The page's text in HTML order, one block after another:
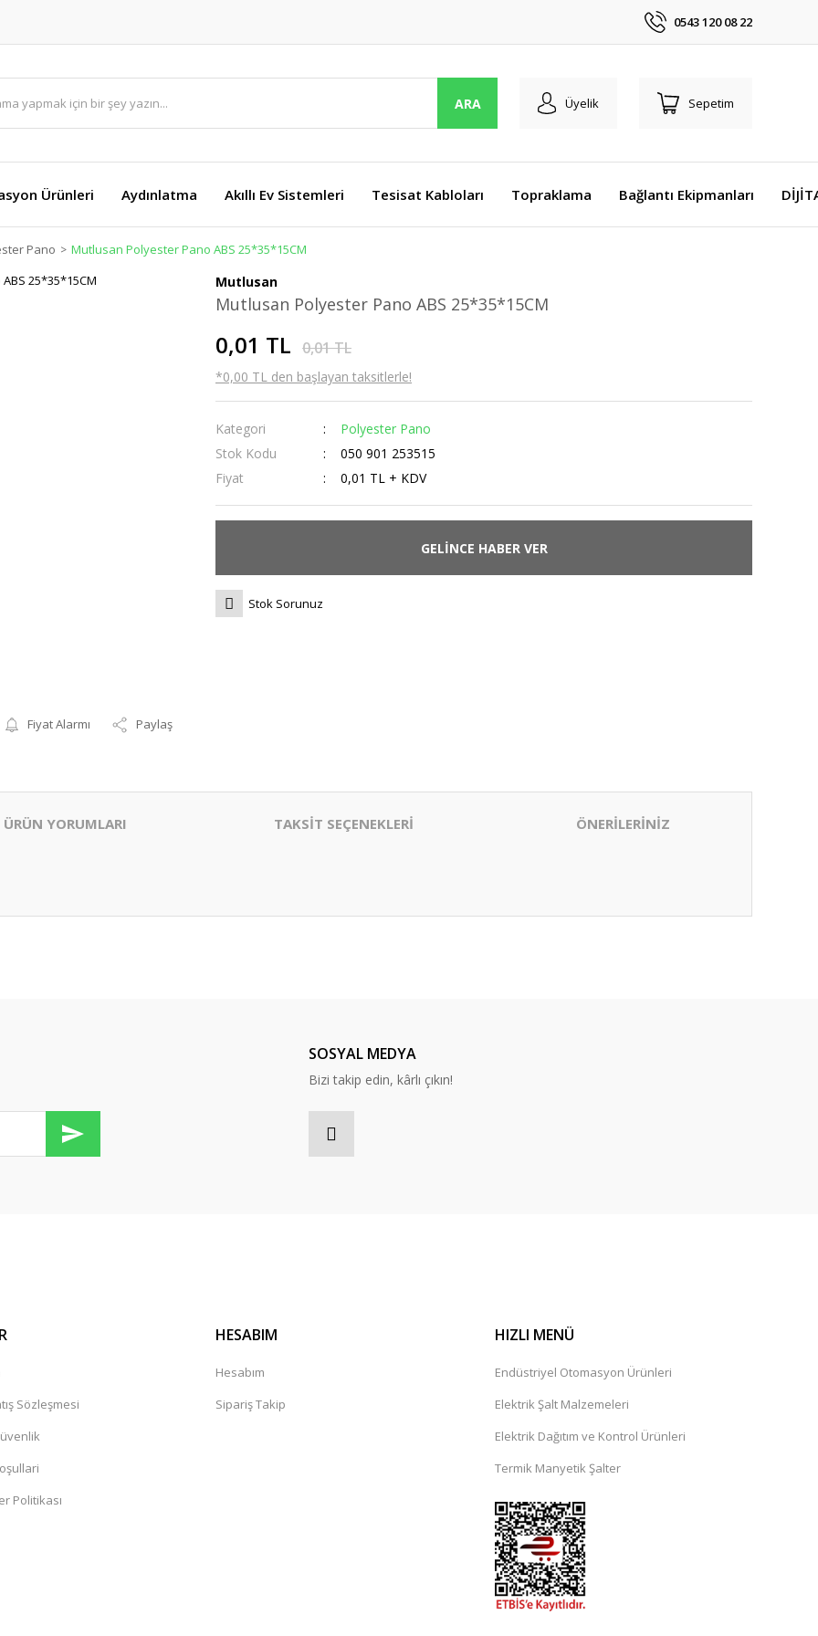
0543 120 08 22
ARA Üyelik Sepetim
Ürünleri Aydınlatma Akıllı Ev Sistemleri Tesisat Kabloları Topraklama Bağlantı Ekipmanları
Pano Mutlusan Polyester Pano ABS 25*35*15CM
Fiyat Alarmı Paylaş
Mutlusan
Mutlusan Polyester Pano ABS 25*35*15CM
0,01 TL 0,01 TL
*0,00 TL den başlayan taksitlerle!
Kategori
Polyester Pano
Stok Kodu
050 901 253515
Fiyat
0,01 TL + KDV
GELİNCE HABER VER
Stok Sorunuz
ÜRÜN YORUMLARI TAKSİT SEÇENEKLERİ ÖNERİLERİNİZ
SOSYAL MEDYA
Bizi takip edin, kârlı çıkın!
Sözleşmesi
Politikası
HESABIM
Hesabım
Sipariş Takip
HIZLI MENÜ
Endüstriyel Otomasyon Ürünleri
Elektrik Şalt Malzemeleri
Elektrik Dağıtım ve Kontrol Ürünleri
Termik Manyetik Şalter